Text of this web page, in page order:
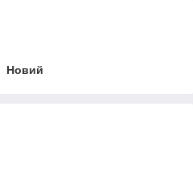
Новий